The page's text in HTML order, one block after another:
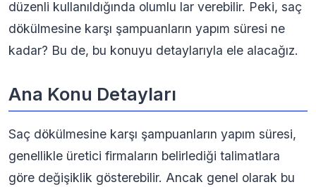
düzenli kullanıldığında olumlu lar verebilir. Peki, saç
dökülmesine karşı şampuanların yapım süresi ne
kadar? Bu de, bu konuyu detaylarıyla ele alacağız.
Ana Konu Detayları
Saç dökülmesine karşı şampuanların yapım süresi,
genellikle üretici firmaların belirlediği talimatlara
göre değişiklik gösterebilir. Ancak genel olarak bu